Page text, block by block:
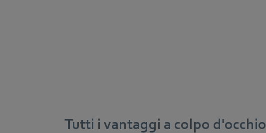
Tutti i vantaggi a colpo d'occhio